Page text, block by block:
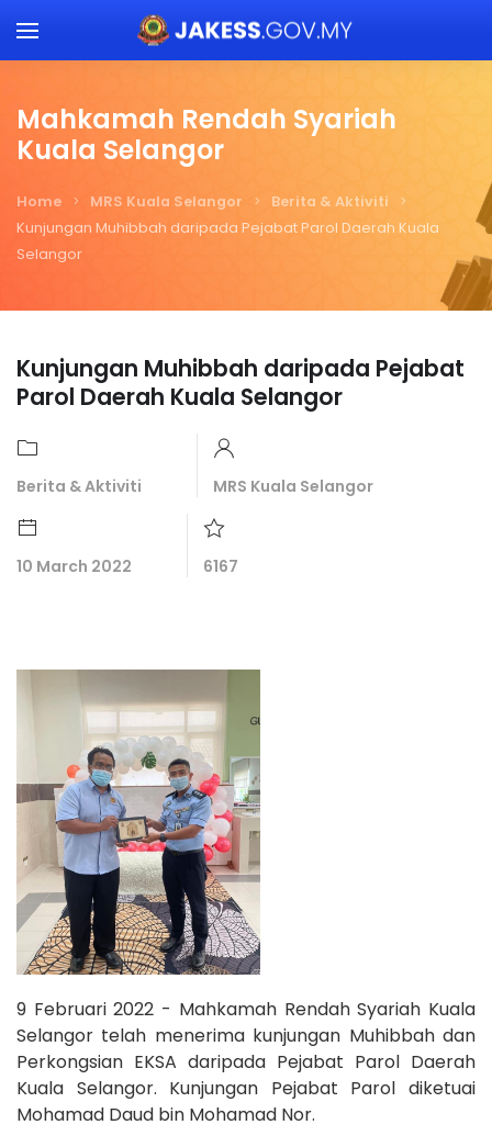
Skip to main content
Mahkamah Rendah Syariah
Kuala Selangor
Home MRS Kuala Selangor
Berita & Aktiviti
Kunjungan Muhibbah daripada Pejabat Parol Daerah Kuala
Selangor
Kunjungan Muhibbah daripada Pejabat
Parol Daerah Kuala Selangor
Berita & Aktiviti MRS Kuala Selangor
10 March 2022 6167
9 Februari 2022 - Mahkamah Rendah Syariah Kuala
Selangor telah menerima kunjungan Muhibbah dan
Perkongsian EKSA daripada Pejabat Parol Daerah
Kuala Selangor. Kunjungan Pejabat Parol diketuai
Mohamad Daud bin Mohamad Nor.